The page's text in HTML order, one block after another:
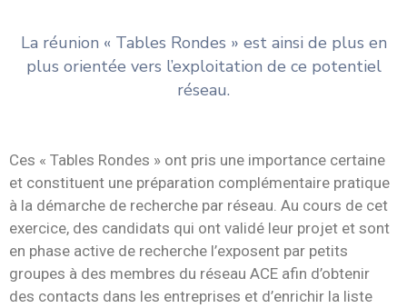
La réunion « Tables Rondes » est ainsi de plus en
plus orientée vers l’exploitation de ce potentiel
réseau.
Ces « Tables Rondes » ont pris une importance certaine
et constituent une préparation complémentaire pratique
à la démarche de recherche par réseau. Au cours de cet
exercice, des candidats qui ont validé leur projet et sont
en phase active de recherche l’exposent par petits
groupes à des membres du réseau ACE afin d’obtenir
des contacts dans les entreprises et d’enrichir la liste